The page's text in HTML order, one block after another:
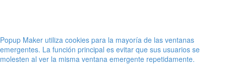
Popup Maker utiliza cookies para la mayoría de las ventanas
emergentes. La función principal es evitar que sus usuarios se
molesten al ver la misma ventana emergente repetidamente.